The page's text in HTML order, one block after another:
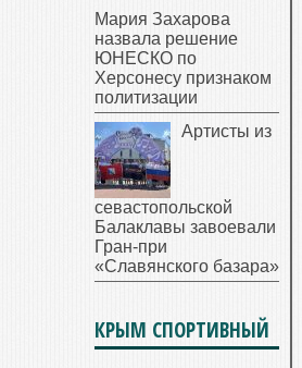
Мария Захарова
назвала решение
ЮНЕСКО по
Херсонесу признаком
политизации
Артисты из
севастопольской
Балаклавы завоевали
Гран-при
«Славянского базара»
КРЫМ СПОРТИВНЫЙ